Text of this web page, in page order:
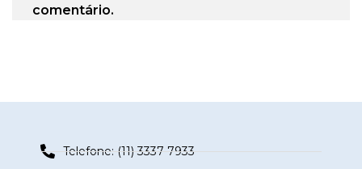
comentário.
Telefone: (11) 3337-7933